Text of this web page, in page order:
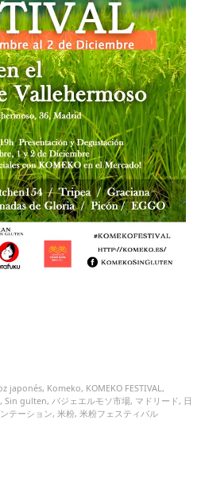
japonés, Komeko, KOMEKO FESTIVAL ,
,Sin gulten, バジェエルモソ市場, マドリード, 日
テーション,米粉,米粉フェスティバル